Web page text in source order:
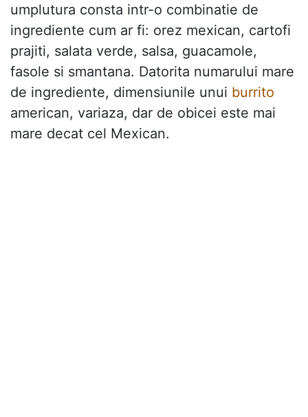
umplutura consta intr-o combinatie de
ingrediente cum ar fi: orez mexican, cartofi
prajiti, salata verde, salsa, guacamole,
fasole si smantana. Datorita numarului mare
de ingrediente, dimensiunile unui burrito
american, variaza, dar de obicei este mai
mare decat cel Mexican.